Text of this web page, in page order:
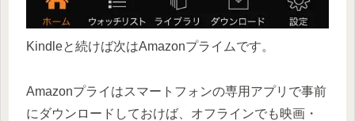
Kindleと続けば次はAmazonプライムです。
Amazonプライはスマートフォンの専用アプリで事前
にダウンロードしておけば、オフラインでも映画・